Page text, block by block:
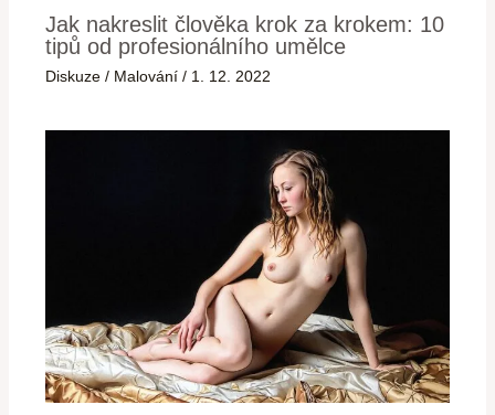
Jak nakreslit člověka krok za krokem: 10
tipů od profesionálního umělce
Diskuze / Malování / 1. 12. 2022